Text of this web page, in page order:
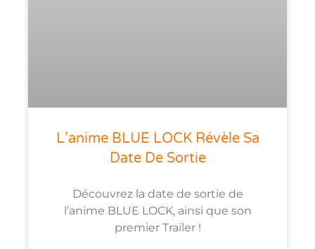
L’anime BLUE LOCK Révèle Sa
Date De Sortie
Découvrez la date de sortie de
l’anime BLUE LOCK, ainsi que son
premier Trailer !